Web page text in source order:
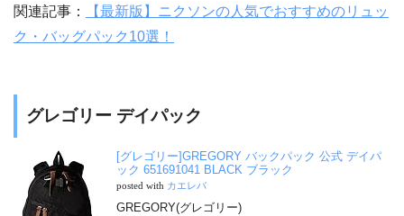
関連記事：
【最新版】ニクソンの人気でおすすめのリュッ
ク・バッグパック10選！
グレゴリー デイパック
[グレゴリー]GREGORY バックパック 公式 デイパ
ック 651691041 BLACK ブラック
posted with カエレバ
GREGORY(グレゴリー)